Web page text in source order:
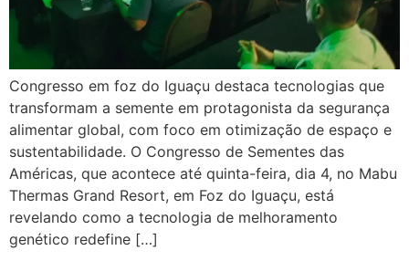
Congresso em foz do Iguaçu destaca tecnologias que
transformam a semente em protagonista da segurança
alimentar global, com foco em otimização de espaço e
sustentabilidade. O Congresso de Sementes das
Américas, que acontece até quinta-feira, dia 4, no Mabu
Thermas Grand Resort, em Foz do Iguaçu, está
revelando como a tecnologia de melhoramento
genético redefine […]